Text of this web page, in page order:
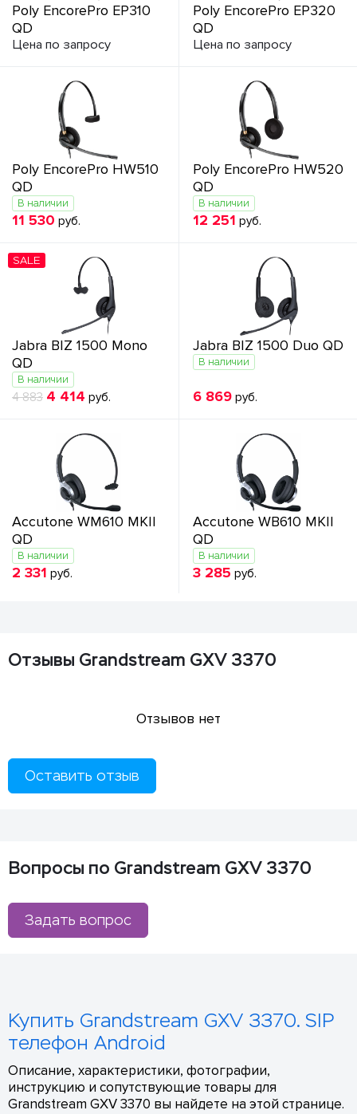
Poly EncorePro EP310
QD
Цена по запросу
Poly EncorePro EP320
QD
Цена по запросу
Poly EncorePro HW510
QD
В наличии
11 530 руб.
Poly EncorePro HW520
QD
В наличии
12 251 руб.
SALE
Jabra BIZ 1500 Mono
QD
В наличии
4 883 4 414 руб.
Jabra BIZ 1500 Duo QD
В наличии
6 869руб.
Accutone WM610 MKII
QD
В наличии
2 331 руб.
Accutone WB610 MKII
QD
В наличии
3 285 руб.
Отзывы Grandstream GXV 3370
Отзывов нет
Оставить отзыв
Вопросы по Grandstream GXV 3370
Задать вопрос
Купить Grandstream GXV 3370. SIP
телефон Android
Описание, характеристики, фотографии,
инструкцию и сопутствующие товары для
Grandstream GXV 3370 вы найдете на этой странице.